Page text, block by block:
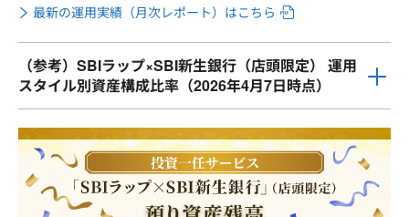
最新の運用実績（月次レポート）はこちら
（参考）SBIラップ×SBI新生銀行（店頭限定） 運用
スタイル別資産構成比率（2026年4月7日時点）